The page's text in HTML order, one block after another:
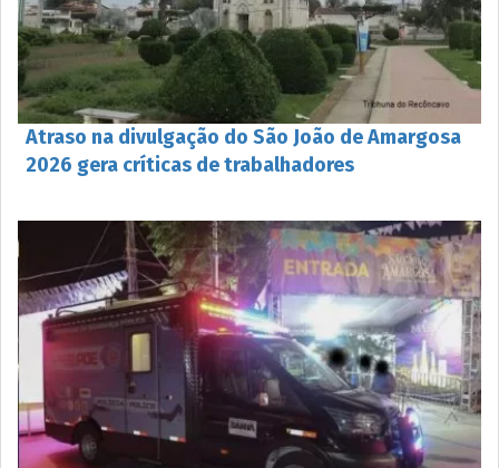
Atraso na divulgação do São João de Amargosa
2026 gera críticas de trabalhadores